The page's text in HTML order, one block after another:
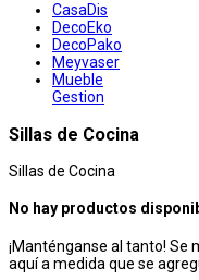
CasaDis
DecoEko
DecoPako
Meyvaser
Mueble
Gestion
Sillas de Cocina
Sillas de Cocina
No hay productos
¡Manténganse al tanto! Se
aquí a medida que se